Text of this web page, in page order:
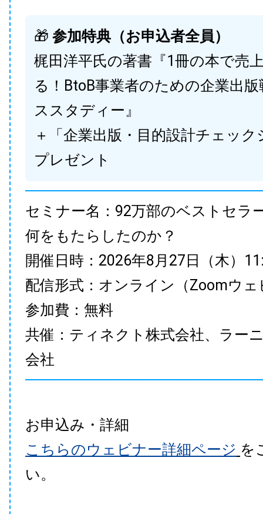
🎁 参加特典（お申込者全員）
梶田洋平氏の著書『1冊の本で売
る！BtoB事業者のための企業出
ススタディー』
＋「企業出版・目的設計チェック
プレゼント
セミナー名：92万部のベストセラ
何をもたらしたのか？
開催日時：2026年8月27日（木）
配信形式：オンライン（Zoomウェ
参加費：無料
共催：ティネクト株式会社、ラー
会社
お申込み・詳細
こちらのウェビナー詳細ページ を
い。